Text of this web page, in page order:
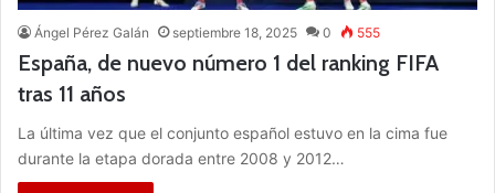
Ángel Pérez Galán septiembre 18, 2025 0 555
España, de nuevo número 1 del ranking FIFA
tras 11 años
La última vez que el conjunto español estuvo en la cima fue
durante la etapa dorada entre 2008 y 2012…